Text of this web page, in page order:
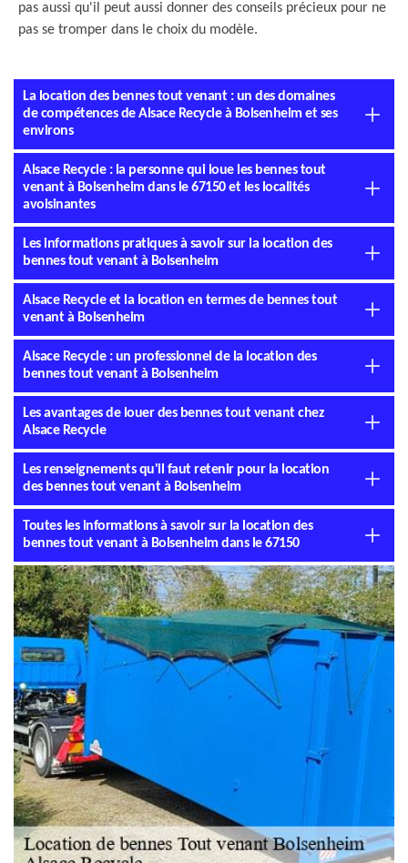
pas aussi qu'il peut aussi donner des conseils précieux pour ne
pas se tromper dans le choix du modèle.
La location des bennes tout venant : un des domaines
de compétences de Alsace Recycle à Bolsenheim et ses
environs
Alsace Recycle : la personne qui loue les bennes tout
venant à Bolsenheim dans le 67150 et les localités
avoisinantes
Les informations pratiques à savoir sur la location des
bennes tout venant à Bolsenheim
Alsace Recycle et la location en termes de bennes tout
venant à Bolsenheim
Alsace Recycle : un professionnel de la location des
bennes tout venant à Bolsenheim
Les avantages de louer des bennes tout venant chez
Alsace Recycle
Les renseignements qu'il faut retenir pour la location
des bennes tout venant à Bolsenheim
Toutes les informations à savoir sur la location des
bennes tout venant à Bolsenheim dans le 67150